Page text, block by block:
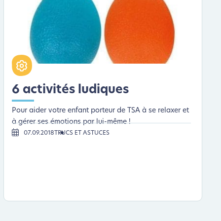
6 activités ludiques
Pour aider votre enfant porteur de TSA à se relaxer et
à gérer ses émotions par lui-même !
07.09.2018 TRUCS ET ASTUCES